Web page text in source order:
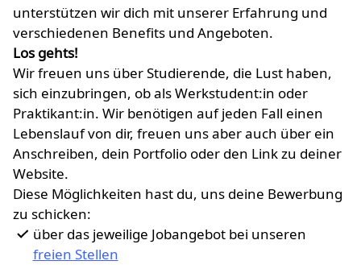
unterstützen wir dich mit unserer Erfahrung und
verschiedenen Benefits und Angeboten.
Los gehts!
Wir freuen uns über Studierende, die Lust haben,
sich einzubringen, ob als Werkstudent:in oder
Praktikant:in. Wir benötigen auf jeden Fall einen
Lebenslauf von dir, freuen uns aber auch über ein
Anschreiben, dein Portfolio oder den Link zu deiner
Website.
Diese Möglichkeiten hast du, uns deine Bewerbung
zu schicken:
über das jeweilige Jobangebot bei unseren
freien Stellen